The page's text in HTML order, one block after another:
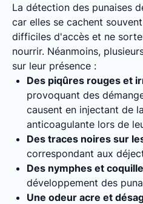
La détection des punaises
car elles se cachent
difficiles d'accès et ne
nourrir. Néanmoins,
sur leur présence :
Des piqûres rouges et
provoquant des
causent en injectant de
anticoagulante lors de
Des traces noires sur
correspondant aux
Des nymphes et
développement des
Une odeur acre et